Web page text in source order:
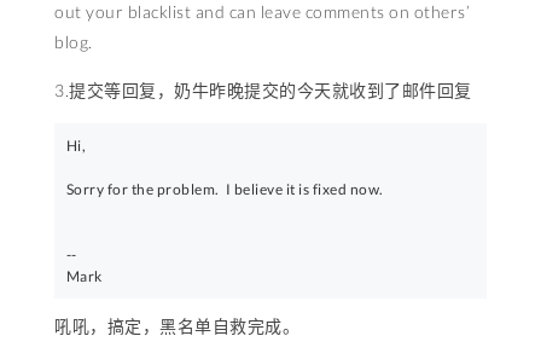
out your blacklist and can leave comments on others’
blog.
3.提交等回复，奶牛昨晚提交的今天就收到了邮件回复
Hi,
Sorry for the problem.  I believe it is fixed now.
--
Mark
吼吼，搞定，黑名单自救完成。